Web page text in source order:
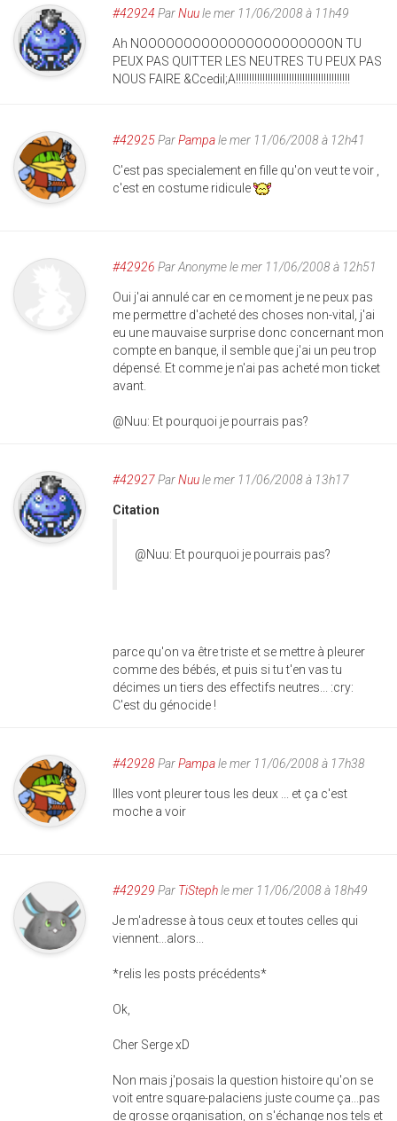
#42924 ParNuule mer 11/06/2008 à 11h49
Ah NOOOOOOOOOOOOOOOOOOOOOON TU
PEUX PAS QUITTER LES NEUTRES TU PEUX PAS
NOUS FAIRE &Ccedil;A!!!!!!!!!!!!!!!!!!!!!!!!!!!!!!!!!!!!!!!!!!!
#42925ParPampale mer 11/06/2008 à 12h41
C'est pas specialement en fille qu'on veut te voir ,
c'est en costume ridicule
#42926 ParAnonymele mer 11/06/2008 à 12h51
Oui j'ai annulé car en ce moment je ne peux pas
me permettre d'acheté des choses non-vital, j'ai
eu une mauvaise surprise donc concernant mon
compte en banque, il semble que j'ai un peu trop
dépensé. Et comme je n'ai pas acheté mon ticket
avant.
@Nuu: Et pourquoi je pourrais pas?
#42927ParNuule mer 11/06/2008 à 13h17
Citation
@Nuu: Et pourquoi je pourrais pas?
parce qu'on va être triste et se mettre à pleurer
comme des bébés, et puis si tu t'en vas tu
décimes un tiers des effectifs neutres... :cry:
C'est du génocide !
#42928ParPampale mer 11/06/2008 à 17h38
Illes vont pleurer tous les deux ... et ça c'est
moche a voir
#42929 Par TiStephle mer 11/06/2008 à 18h49
Je m'adresse à tous ceux et toutes celles qui
viennent...alors...
*relis les posts précédents*
Ok,
Cher Serge xD
Non mais j'posais la question histoire qu'on se
voit entre square-palaciens juste coume ça...pas
de grosse organisation, on s'échange nos tels et